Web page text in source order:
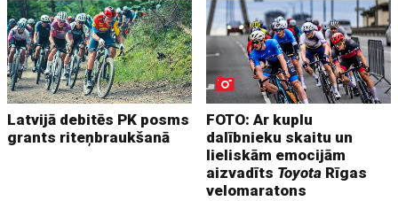
Latvijā debitēs PK posms
grants riteņbraukšanā
FOTO: Ar kuplu
dalībnieku skaitu un
lieliskām emocijām
aizvadīts Toyota Rīgas
velomaratons